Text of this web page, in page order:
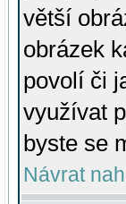
větší
obrázek
povolí či
využívat
byste se
Návrat